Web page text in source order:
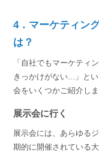
4．マーケティン
は？
「自社でもマーケティ
きっかけがない...」と
会をいくつかご紹介しま
展示会に行く
展示会には、あらゆる
期的に開催されている